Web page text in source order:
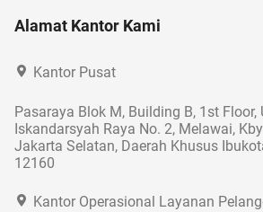
Alamat Kantor Kami
Kantor Pusat
Pasaraya Blok M, Building B, 1st Floor,
Iskandarsyah Raya No. 2, Melawai,
Jakarta Selatan, Daerah Khusus
12160
Kantor Operasional Layanan